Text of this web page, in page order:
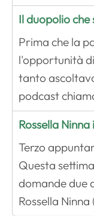
Il duopolio
Prima che la
l'opportunità
tanto
podcast
Rossella
Terzo
Questa
domande due
Rossella